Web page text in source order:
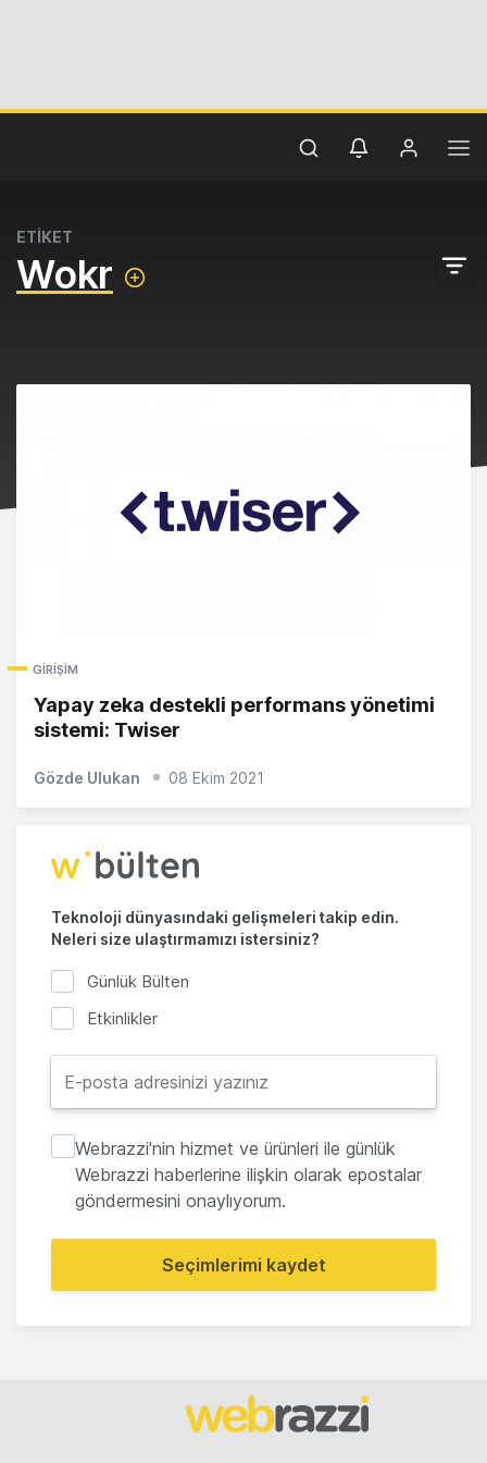
ETİKET
Wokr
GIRIŞIM
Yapay zeka destekli performans yönetimi
sistemi: Twiser
Gözde Ulukan 08 Ekim 2021
Teknoloji dünyasındaki gelişmeleri takip edin.
Neleri size ulaştırmamızı istersiniz?
Günlük Bülten
Etkinlikler
Webrazzi'nin hizmet ve ürünleri ile günlük
Webrazzi haberlerine ilişkin olarak epostalar
göndermesini onaylıyorum.
Seçimlerimi kaydet